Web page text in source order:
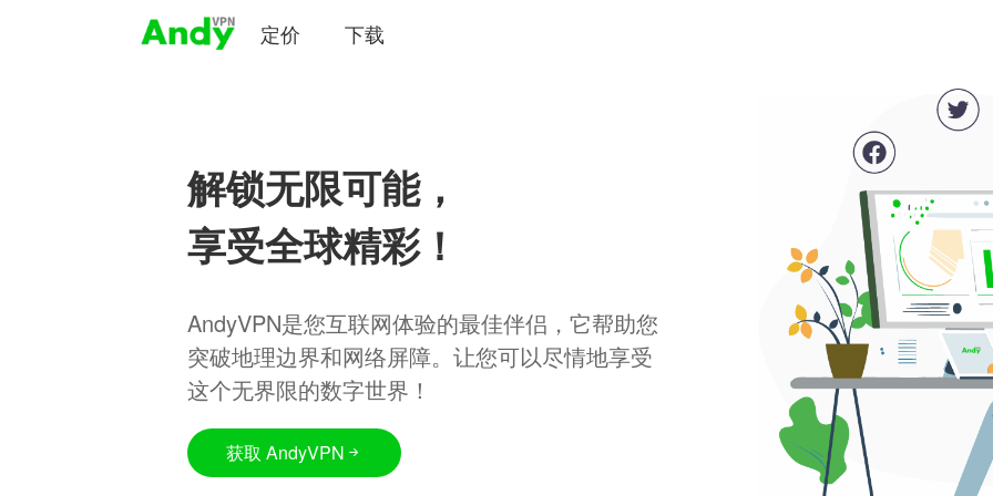
定价 下载
解锁无限可能，
享受全球精彩！
AndyVPN是您互联网体验的最佳伴侣，它帮助您
突破地理边界和网络屏障。让您可以尽情地享受
这个无界限的数字世界！
获取 AndyVPN